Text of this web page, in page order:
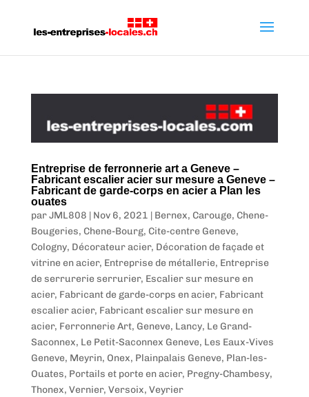
Entreprise de ferronnerie art a Geneve –
Fabricant escalier acier sur mesure a Geneve –
Fabricant de garde-corps en acier a Plan les
ouates
parJML808 | Nov 6, 2021 | Bernex, Carouge, Chene-
Bougeries, Chene-Bourg, Cite-centre Geneve,
Cologny, Décorateur acier, Décoration de façade et
vitrine en acier, Entreprise de métallerie, Entreprise
de serrurerie serrurier, Escalier sur mesure en
acier, Fabricant de garde-corps en acier, Fabricant
escalier acier, Fabricant escalier sur mesure en
acier, Ferronnerie Art, Geneve, Lancy, Le Grand-
Saconnex, Le Petit-Saconnex Geneve, Les Eaux-Vives
Geneve, Meyrin, Onex, Plainpalais Geneve, Plan-les-
Ouates, Portails et porte en acier, Pregny-Chambesy,
Thonex, Vernier, Versoix, Veyrier